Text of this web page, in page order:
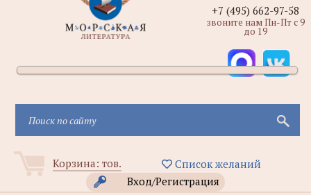
Корзина: тов.
Список желаний
Вход/Регистрация
+7 (495) 662-97-58
звоните нам Пн-Пт с 9
до 19